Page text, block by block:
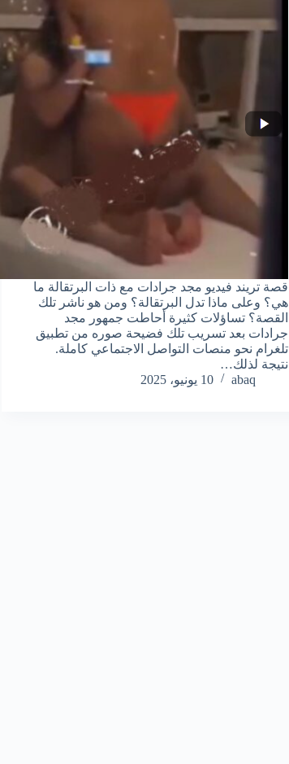
قصة تريند فيديو مجد جرادات مع ذات البرتقالة ما
هي؟ وعلى ماذا تدل البرتقالة؟ ومن هو ناشر تلك
القصة؟ تساؤلات كثيرة أحاطت جمهور مجد
جرادات بعد تسريب تلك فضيحة صوره من تطبيق
تلغرام نحو منصات التواصل الاجتماعي كاملة.
نتيجة لذلك…
abaq
10 يونيو، 2025